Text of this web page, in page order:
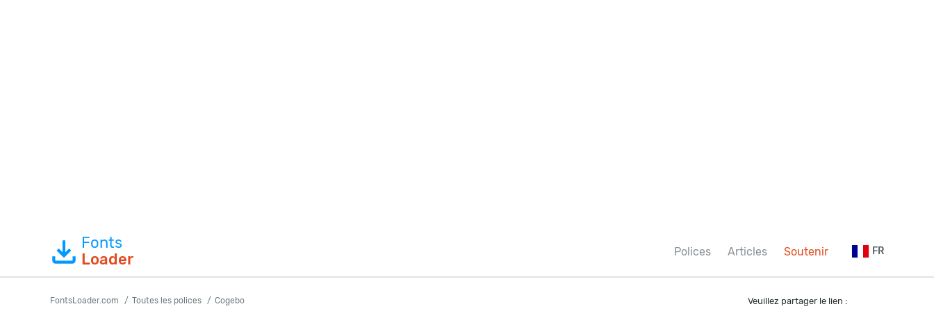
Fonts
Loader
Polices Articles Soutenir FR
FontsLoader.com Toutes les polices Cogebo Veuillez partager le lien :